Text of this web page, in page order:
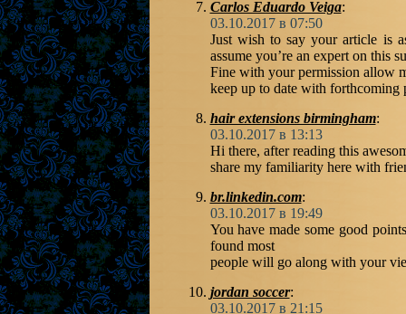
Carlos Eduardo Veiga:
03.10.2017 в 07:50
Just wish to say your article is
assume you’re an expert on this
Fine with your permission allow
keep up to date with forthcoming
hair extensions birmingham:
03.10.2017 в 13:13
Hi there, after reading this
share my familiarity here with
br.linkedin.com:
03.10.2017 в 19:49
You have made some good
found most
people will go along with your
jordan soccer:
03.10.2017 в 21:15